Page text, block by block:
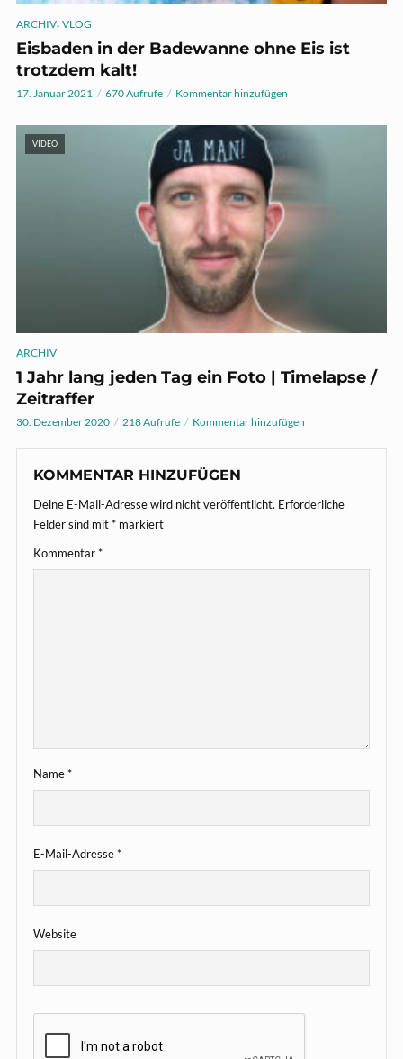
ARCHIV, VLOG
Eisbaden in der Badewanne ohne Eis ist
trotzdem kalt!
17. Januar 2021 670 Aufrufe Kommentar hinzufügen
VIDEO
ARCHIV
1 Jahr lang jeden Tag ein Foto | Timelapse /
Zeitraffer
30. Dezember 2020 218 Aufrufe Kommentar hinzufügen
KOMMENTAR HINZUFÜGEN
Deine E-Mail-Adresse wird nicht veröffentlicht. Erforderliche
Felder sind mit* markiert
Kommentar*
Name*
E-Mail-Adresse*
Website